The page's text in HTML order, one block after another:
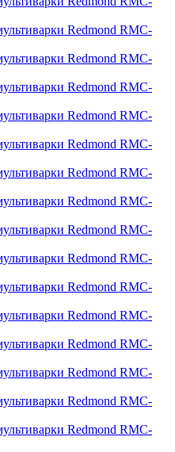
Redmond RMC-
Redmond RMC-
Redmond RMC-
Redmond RMC-
Redmond RMC-
Redmond RMC-
Redmond RMC-
Redmond RMC-
Redmond RMC-
Redmond RMC-
Redmond RMC-
Redmond RMC-
Redmond RMC-
Redmond RMC-
Redmond RMC-